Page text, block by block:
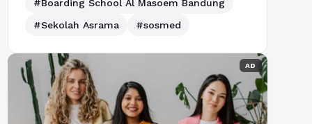
#Boarding School Al Masoem Bandung
#Sekolah Asrama
#sosmed
AD